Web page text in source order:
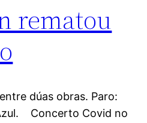
rematou
dúas obras. Paro:
Concerto Covid no